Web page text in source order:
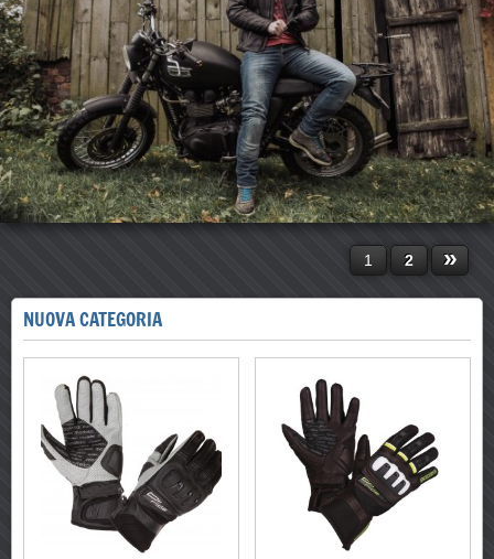
1 2 »
NUOVA CATEGORIA